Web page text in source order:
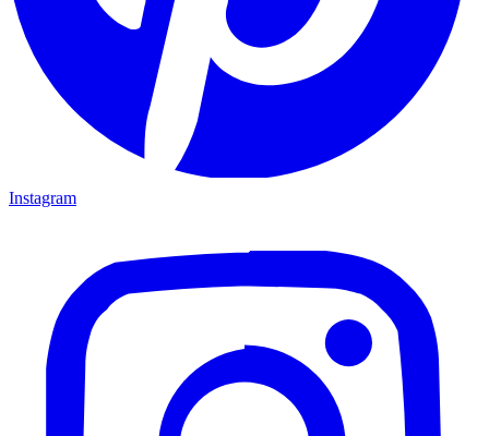
Instagram